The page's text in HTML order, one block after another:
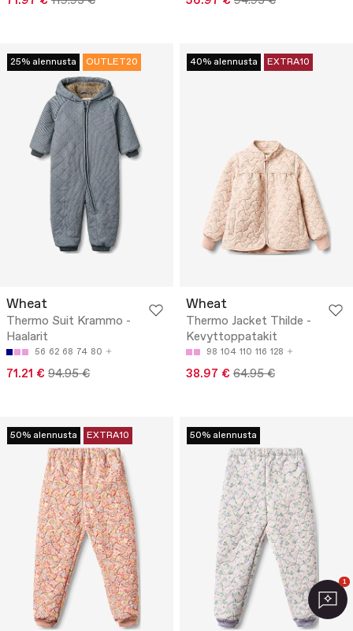
25% alennusta OUTLET20
Wheat
Thermo Suit Krammo -
Haalarit
56 62 68 74 80
71.21 € 94.95 €
40% alennusta EXTRA10
Wheat
Thermo Jacket Thilde -
Kevyttoppatakit
98 104 110 116 128
38.97 € 64.95 €
50% alennusta EXTRA10 50% alennusta
1